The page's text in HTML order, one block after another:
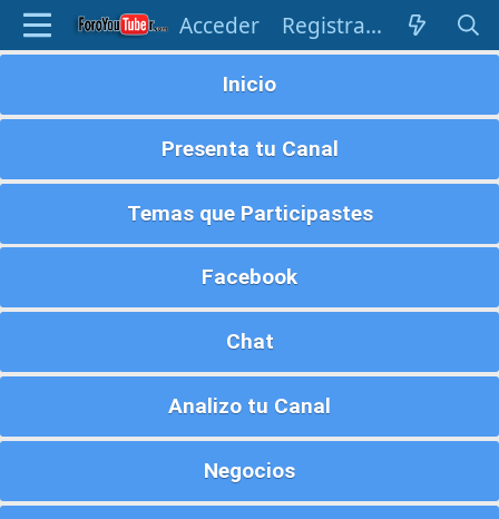
Acceder Registrarse
Inicio
Presenta tu Canal
Temas que Participastes
Facebook
Chat
Analizo tu Canal
Negocios